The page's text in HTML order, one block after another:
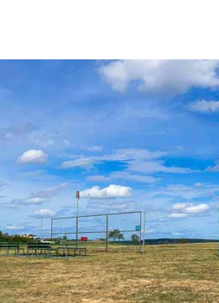
Kontakt / Anfahrt